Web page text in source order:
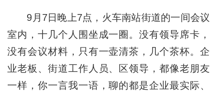
9月7日晚上7点，火车南站街道的一间会议
室内，十几个人围坐成一圈。没有领导席卡，
没有会议材料，只有一壶清茶，几个茶杯。企
业老板、街道工作人员、区领导，都像老朋友
一样，你一言我一语，聊的都是企业最实际、